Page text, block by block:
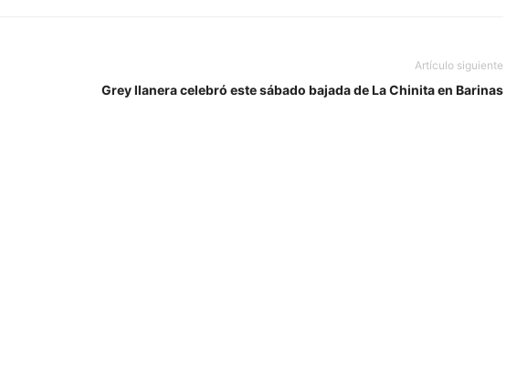
Artículo siguiente
Grey llanera celebró este sábado bajada de La Chinita en Barinas